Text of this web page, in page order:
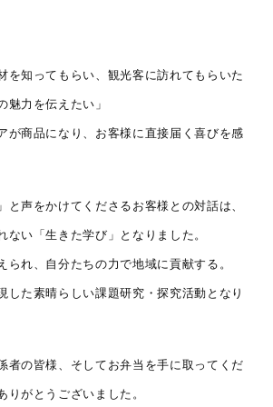
を知ってもらい、観光客に訪れてもらいた
魅力を伝えたい」
が商品になり、お客様に直接届く喜びを感
と声をかけてくださるお客様との対話は、
ない「生きた学び」となりました。
られ、自分たちの力で地域に貢献する。
した素晴らしい課題研究・探究活動となり
者の皆様、そしてお弁当を手に取ってくだ
りがとうございました。